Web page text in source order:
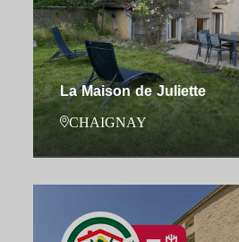
La Maison de Juliette
CHAIGNAY